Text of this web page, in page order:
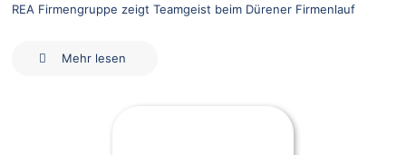
REA Firmengruppe zeigt Teamgeist beim Dürener Firmenlauf
Mehr lesen